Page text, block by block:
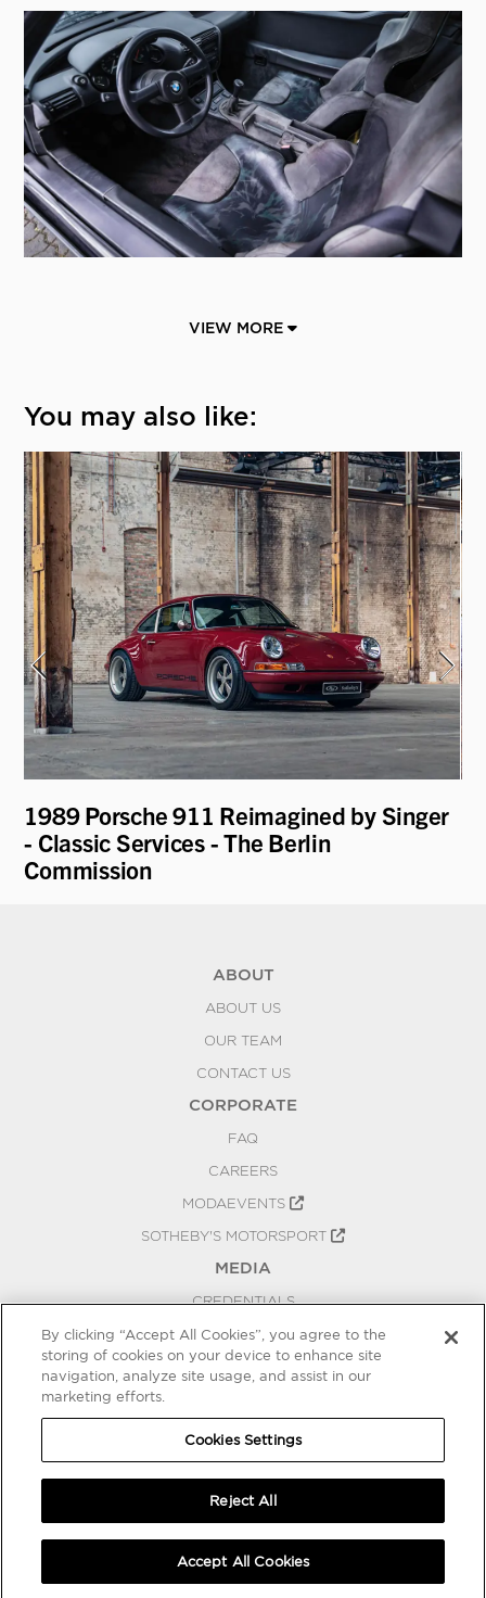
VIEW MORE
You may also like:
1989 Porsche 911 Reimagined by Singer
- Classic Services - The Berlin
Commission
ABOUT
ABOUT US
OUR TEAM
CONTACT US
CORPORATE
FAQ
CAREERS
MODAEVENTS
SOTHEBY'S MOTORSPORT
MEDIA
CREDENTIALS
PRESS RELEASES
BLOG
COOKIES SETTINGS
By clicking “Accept All Cookies”, you agree to the
storing of cookies on your device to enhance site
navigation, analyze site usage, and assist in our
marketing efforts.
Cookies Settings
Reject All
Accept All Cookies